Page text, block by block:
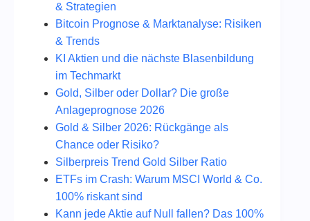
& Strategien
Bitcoin Prognose & Marktanalyse: Risiken
& Trends
KI Aktien und die nächste Blasenbildung
im Techmarkt
Gold, Silber oder Dollar? Die große
Anlageprognose 2026
Gold & Silber 2026: Rückgänge als
Chance oder Risiko?
Silberpreis Trend Gold Silber Ratio
ETFs im Crash: Warum MSCI World & Co.
100% riskant sind
Kann jede Aktie auf Null fallen? Das 100%